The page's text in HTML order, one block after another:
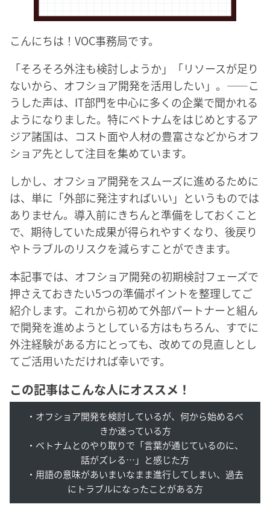
こんにちは！VOC事務局です。
「そろそろ外注も検討しようか」「リソースが足り
ないから、オフショア開発を活用したい」。——こ
うした声は、IT部門を中心に多くの企業で聞かれる
ようになりました。特にベトナムをはじめとするア
ジア諸国は、コスト面や人材の豊富さなどからオフ
ショア先として注目を集めています。
しかし、オフショア開発をスムーズに進めるために
は、単に「外部に発注すればいい」というものでは
ありません。導入前にきちんと準備をしておくこと
で、期待していた成果が得られやすくなり、後戻り
やトラブルのリスクを減らすことができます。
本記事では、オフショア開発の初期検討フェーズで
押さえておきたい5つの準備ポイントを整理してご
紹介します。これから初めて外部パートナーと組ん
で開発を進めようとしている方はもちろん、すでに
外注経験がある方にとっても、改めての見直しとし
てご活用いただければ幸いです。
この記事はこんな人にオススメ！
・オフショア開発を検討しているが、何から始めるべ
きか迷っている方
・ベトナムとのやり取りで「言葉が通じているのに、
話がズレる…」と感じた方
・用語の意味があいまいなまま進行してしまい、過去
にトラブルになったことがある方